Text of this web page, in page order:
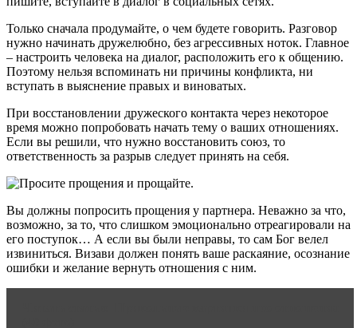
Только сначала продумайте, о чем будете говорить. Разговор
нужно начинать дружелюбно, без агрессивных ноток. Главное
– настроить человека на диалог, расположить его к общению.
Поэтому нельзя вспоминать ни причины конфликта, ни
вступать в выяснение правых и виноватых.
При восстановлении дружеского контакта через некоторое
время можно попробовать начать тему о ваших отношениях.
Если вы решили, что нужно восстановить союз, то
ответственность за разрыв следует принять на себя.
Вы должны попросить прощения у партнера. Неважно за что,
возможно, за то, что слишком эмоционально отреагировали на
его поступок… А если вы были неправы, то сам Бог велел
извиниться. Визави должен понять ваше раскаяние, осознание
ошибки и желание вернуть отношения с ним.